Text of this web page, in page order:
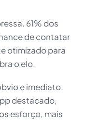
61% dos
de contatar
otimizado para
o elo.
e imediato.
destacado,
esforço, mais